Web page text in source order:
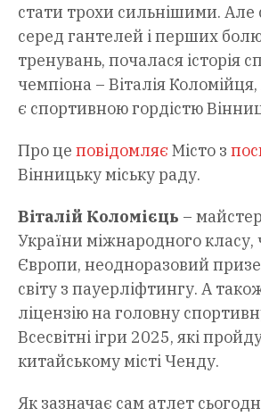
стати трохи сильнішими. Але
серед гантелей і перших
тренувань, почалася історія
чемпіона – Віталія
є спортивною гордістю
Про це повідомляє Місто з
Вінницьку міську раду.
Віталій Коломієць –
України міжнародного класу,
Європи, неодноразовий
світу з пауерліфтингу. А
ліцензію на головну
Всесвітні ігри 2025, які
китайському місті Ченду.
Як зазначає сам атлет